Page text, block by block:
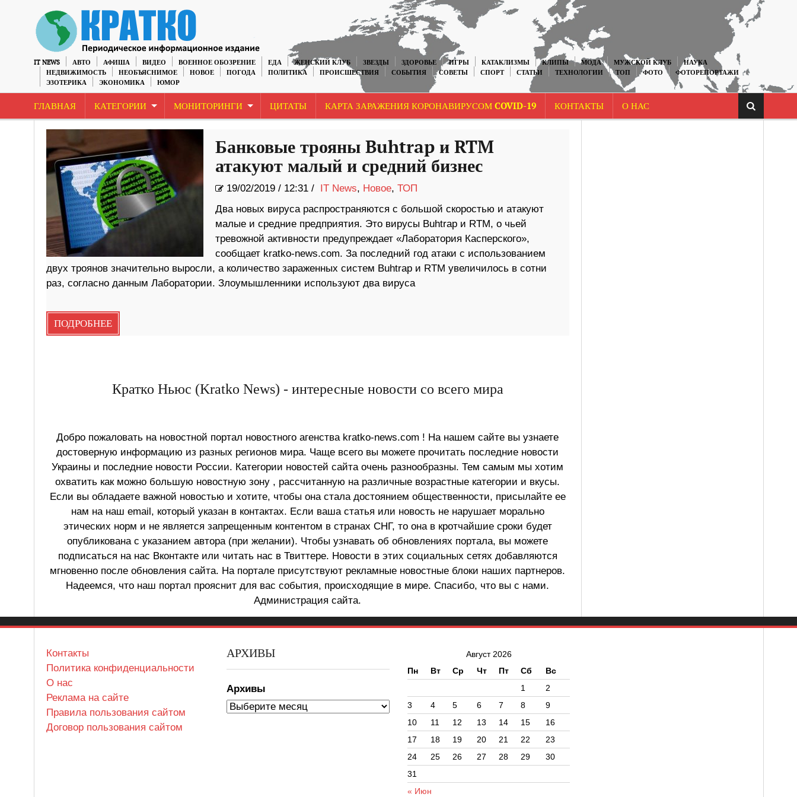
IT NEWS АВТО АФИША ВИДЕО ВОЕННОЕ ОБОЗРЕНИЕ ЕДА ЖЕНСКИЙ КЛУБ ЗВЕЗДЫ ЗДОРОВЬЕ ИГРЫ КАТАКЛИЗМЫ КЛИПЫ МОДА МУЖСКОЙ КЛУБ
НАУКА
НЕДВИЖИМОСТЬ
НЕОБЪЯСНИМОЕ НОВОЕ ПОГОДА ПОЛИТИКА ПРОИСШЕСТВИЯ СОБЫТИЯ СОВЕТЫ СПОРТ СТАТЬИ ТЕХНОЛОГИИ ТОП ФОТО
ФОТОРЕПОРТАЖИ
ЭЗОТЕРИКА
ЭКОНОМИКА ЮМОР
ГЛАВНАЯ КАТЕГОРИИ МОНИТОРИНГИ ЦИТАТЫ КАРТА ЗАРАЖЕНИЯ КОРОНАВИРУСОМ COVID-19 КОНТАКТЫ О НАС
Банковые трояны Buhtrap и RTM
атакуют малый и средний бизнес
19/02/2019/ 12:31 / IT News, Новое, ТОП
Два новых вируса распространяются с большой скоростью и атакуют
малые и средние предприятия. Это вирусы Buhtrap и RTM, о чьей
тревожной активности предупреждает «Лаборатория Касперского»,
сообщает kratko-news.com. За последний год атаки с использованием
двух троянов значительно выросли, а количество зараженных систем Buhtrap и RTM увеличилось в сотни
раз, согласно данным Лаборатории. Злоумышленники используют два вируса
ПОДРОБНЕЕ
Кратко Ньюс (Kratko News) - интересные новости со всего мира
Добро пожаловать на новостной портал новостного агенства kratko-news.com ! На нашем сайте вы узнаете
достоверную информацию из разных регионов мира. Чаще всего вы можете прочитать последние новости
Украины и последние новости России. Категории новостей сайта очень разнообразны. Тем самым мы хотим
охватить как можно большую новостную зону , рассчитанную на различные возрастные категории и вкусы.
Если вы обладаете важной новостью и хотите, чтобы она стала достоянием общественности, присылайте ее
нам на наш email, который указан в контактах. Если ваша статья или новость не нарушает морально
этических норм и не является запрещенным контентом в странах СНГ, то она в кротчайшие сроки будет
опубликована с указанием автора (при желании). Чтобы узнавать об обновлениях портала, вы можете
подписаться на нас Вконтакте или читать нас в Твиттере. Новости в этих социальных сетях добавляются
мгновенно после обновления сайта. На портале присутствуют рекламные новостные блоки наших партнеров.
Надеемся, что наш портал прояснит для вас события, происходящие в мире. Спасибо, что вы с нами.
Администрация сайта.
Контакты
Политика конфиденциальности
О нас
Реклама на сайте
Правила пользования сайтом
Договор пользования сайтом
АРХИВЫ
Архивы
Август 2026
Пн
Вт Ср Чт Пт Сб Вс
« Июн
1
2
3
4 5 6 7 8
9
10
11 12 13 14 15
16
17
18 19 20 21 22
23
24
25 26 27 28 29
30
31